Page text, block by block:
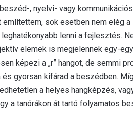
, nyelvi- vagy
sok esetben nem elég a
lenni a fejlesztés.
elemek is megjelennek egy-
képezi a „r” hangot, de semmi
gyorsan kifárad a beszédben.
a helyes hangképzés,
a tanórákon át tartó folyamatos